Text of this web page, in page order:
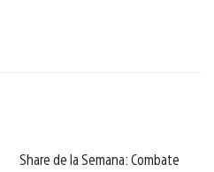
Share de la Semana: Combate